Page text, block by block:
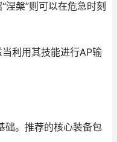
涅槃”则可以在危急时刻
利用其技能进行AP输
础。推荐的核心装备包